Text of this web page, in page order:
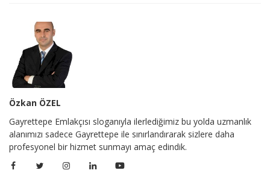
Özkan ÖZEL
Gayrettepe Emlakçısı sloganıyla ilerlediğimiz bu yolda uzmanlık
alanımızı sadece Gayrettepe ile sınırlandırarak sizlere daha
profesyonel bir hizmet sunmayı amaç edindik.